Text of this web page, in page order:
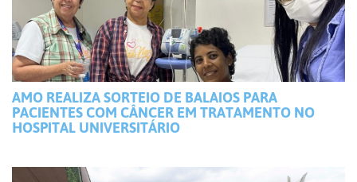
AMO REALIZA SORTEIO DE BALAIOS PARA
PACIENTES COM CÂNCER EM TRATAMENTO NO
HOSPITAL UNIVERSITÁRIO